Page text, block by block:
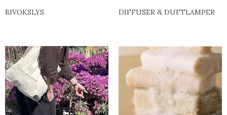
BIVOKSLYS DIFFUSER & DUFTLAMPER